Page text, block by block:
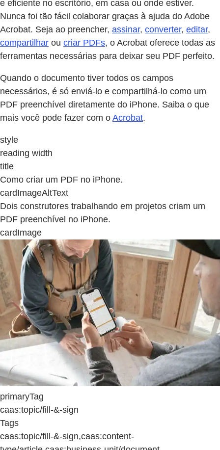
e eficiente no escritório, em casa ou onde estiver.
Nunca foi tão fácil colaborar graças à ajuda do Adobe
Acrobat. Seja ao preencher, assinar, converter, editar,
compartilhar ou criar PDFs, o Acrobat oferece todas as
ferramentas necessárias para deixar seu PDF perfeito.
Quando o documento tiver todos os campos
necessários, é só enviá-lo e compartilhá-lo como um
PDF preenchível diretamente do iPhone. Saiba o que
mais você pode fazer com o Acrobat.
style
reading width
title
Como criar um PDF no iPhone.
cardImageAltText
Dois construtores trabalhando em projetos criam um
PDF preenchível no iPhone.
cardImage
primaryTag
caas:topic/fill-&-sign
Tags
caas:topic/fill-&-sign,caas:content-